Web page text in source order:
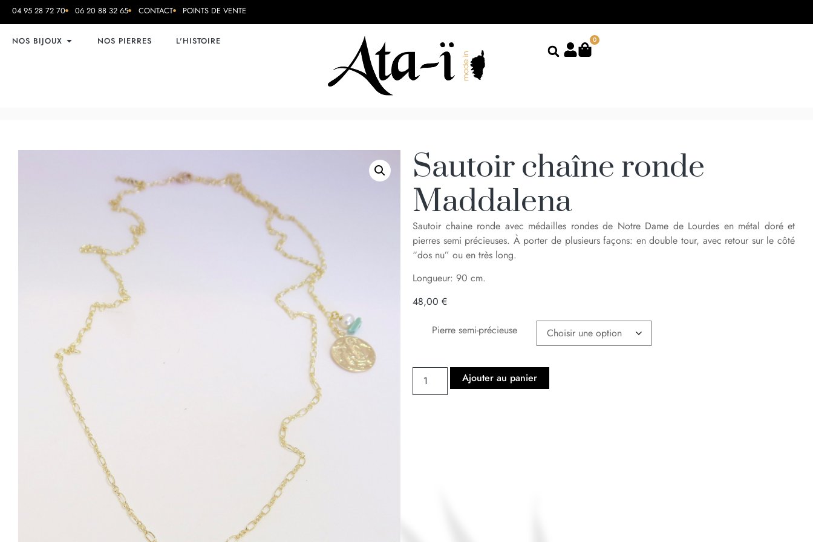
04 95 28 72 70 06 20 88 32 65 CONTACT POINTS DE VENTE
NOS BIJOUX NOS PIERRES L'HISTOIRE 0
Sautoir chaîne ronde
Maddalena
Sautoir chaine ronde avec médailles rondes de Notre Dame de Lourdes en métal doré et
pierres semi précieuses. Àporter de plusieurs façons: en double tour, avec retour sur le côté
“dos nu” ou en très long.
Longueur: 90 cm.
48,00 €
Pierre semi-précieuse
Ajouter au panier